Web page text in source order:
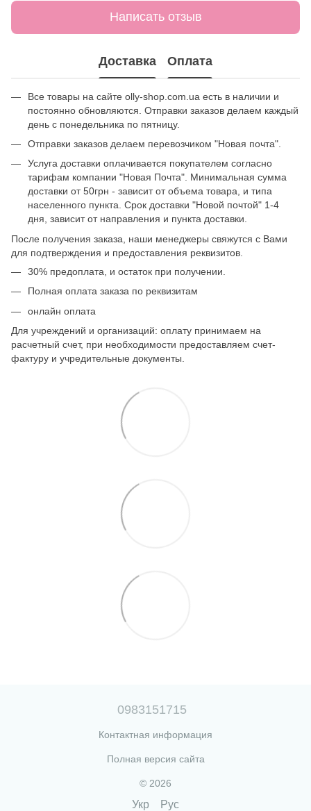
Написать отзыв
Доставка Оплата
Все товары на сайте olly-shop.com.ua есть в наличии и
постоянно обновляются. Отправки заказов делаем каждый
день с понедельника по пятницу.
Отправки заказов делаем перевозчиком "Новая почта".
Услуга доставки оплачивается покупателем согласно
тарифам компании "Новая Почта". Минимальная сумма
доставки от 50грн - зависит от объема товара, и типа
населенного пункта. Срок доставки "Новой почтой" 1-4
дня, зависит от направления и пункта доставки.
После получения заказа, наши менеджеры свяжутся с Вами
для подтверждения и предоставления реквизитов.
30% предоплата, и остаток при получении.
Полная оплата заказа по реквизитам
онлайн оплата
Для учреждений и организаций: оплату принимаем на
расчетный счет, при необходимости предоставляем счет-
фактуру и учредительные документы.
0983151715
Контактная информация
Полная версия сайта
© 2026
Укр Рус